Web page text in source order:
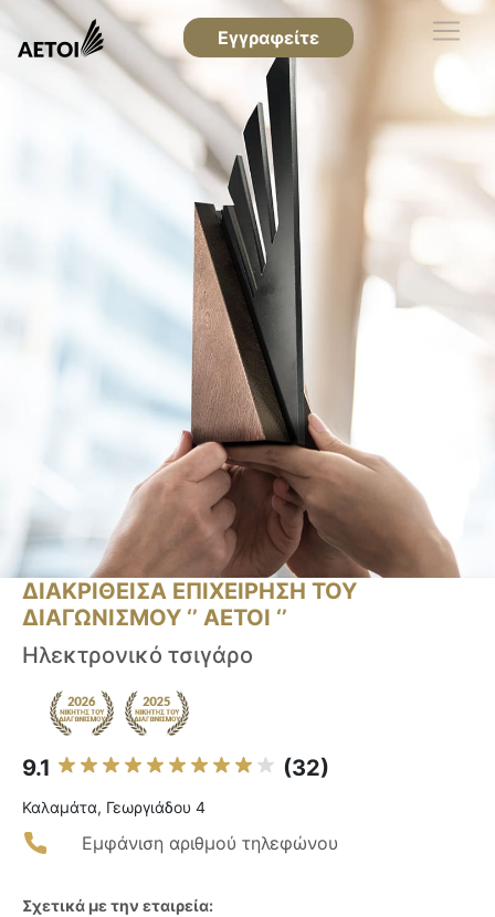
Εγγραφείτε
ΔΙΑΚΡΙΘΕΙΣΑ ΕΠΙΧΕΙΡΗΣΗ ΤΟΥ
ΔΙΑΓΩΝΙΣΜΟΥ ‘’ ΑΕΤΟΙ ‘’
Ηλεκτρονικό τσιγάρο
9.1 (32)
Καλαμάτα, Γεωργιάδου 4
Εμφάνιση αριθμού τηλεφώνου
Σχετικά με την εταιρεία: